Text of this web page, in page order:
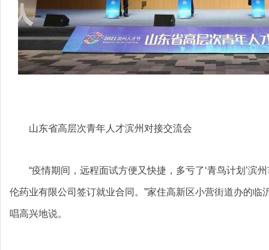
山东省高层次青年人才滨州对接交流会
“疫情期间，远程面试方便又快捷，多亏了‘青鸟计划’滨
伦药业有限公司签订就业合同。”家住高新区小营街道办的临
唱高兴地说。